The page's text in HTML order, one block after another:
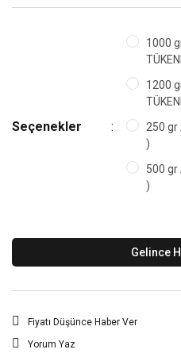
Seçenekler
1000
1200
250 gr
)
500 gr
)
Gelince
Fiyatı Düşünce Haber Ver
Yorum Yaz